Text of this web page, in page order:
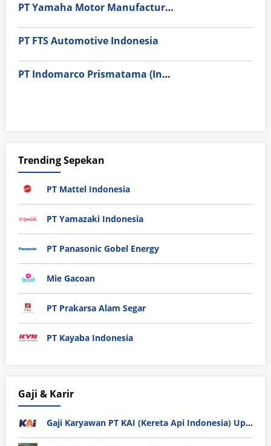
PT Yamaha Motor Manufacturing
PT FTS Automotive Indonesia
PT Indomarco Prismatama (Indomaret Group)
Trending Sepekan
PT Mattel Indonesia
PT Yamazaki Indonesia
PT Panasonic Gobel Energy
Mie Gacoan
PT Prakarsa Alam Segar
PT Kayaba Indonesia
Gaji & Karir
Gaji Karyawan PT KAI (Kereta Api Indonesia) Update 2025